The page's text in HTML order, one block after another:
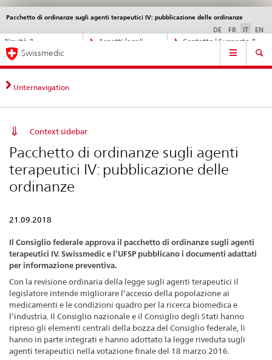
Navigazione
diretta:
novità,
legali,
Novità &
Aspetti legali,
Contatto | Supporto &
Pacchetto di ordinanze sugli agenti terapeutici IV: pubblicazione delle ordinanze
DE FR IT EN
Service
Navigation
Swissmedic
Unternavigation
Context sidebar
Pacchetto di ordinanze sugli agenti
terapeutici IV: pubblicazione delle
ordinanze
21.09.2018
Il Consiglio federale approva il pacchetto di ordinanze sugli agenti
terapeutici IV. Swissmedic e l’UFSP pubblicano i documenti adattati
per informazione preventiva.
Con la revisione ordinaria della legge sugli agenti terapeutici il
legislatore intende migliorare l’accesso della popolazione ai
medicamenti e le condizioni quadro per la ricerca biomedica e
l’industria. Il Consiglio nazionale e il Consiglio degli Stati hanno
ripreso gli elementi centrali della bozza del Consiglio federale, li
hanno in parte integrati e hanno adottato la legge riveduta sugli
agenti terapeutici nella votazione finale del 18 marzo 2016.